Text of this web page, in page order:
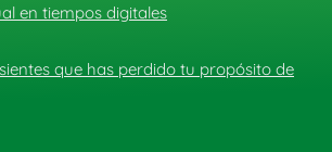
en tiempos digitales
que has perdido tu propósito de